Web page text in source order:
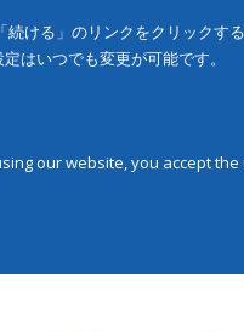
ける」のリンクをクリックす
はいつでも変更が可能です。
our website, you accept the